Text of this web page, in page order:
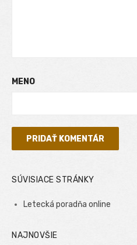
MENO
SÚVISIACE STRÁNKY
Letecká poradňa online
NAJNOVŠIE